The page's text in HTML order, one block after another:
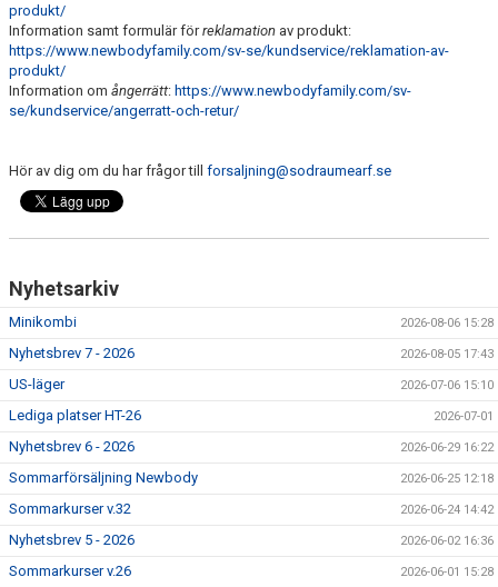
produkt/
Information samt formulär förreklamation av produkt:
https://www.newbodyfamily.com/sv-se/kundservice/reklamation-av-
produkt/
Information om ångerrätt: https://www.newbodyfamily.com/sv-
se/kundservice/angerratt-och-retur/
Hör av dig om du har frågor till forsaljning@sodraumearf.se
Nyhetsarkiv
Minikombi 2026-08-06 15:28
Nyhetsbrev 7 - 2026 2026-08-05 17:43
US-läger 2026-07-06 15:10
Lediga platser HT-26 2026-07-01
Nyhetsbrev 6 - 2026 2026-06-29 16:22
Sommarförsäljning Newbody 2026-06-25 12:18
Sommarkurser v.32 2026-06-24 14:42
Nyhetsbrev 5 - 2026 2026-06-02 16:36
Sommarkurser v.26 2026-06-01 15:28